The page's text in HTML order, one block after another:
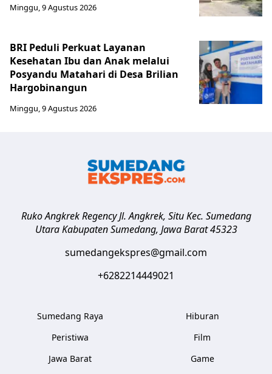
Minggu, 9 Agustus 2026
BRI Peduli Perkuat Layanan
Kesehatan Ibu dan Anak melalui
Posyandu Matahari di Desa Brilian
Hargobinangun
Minggu, 9 Agustus 2026
Ruko Angkrek Regency Jl. Angkrek, Situ Kec. Sumedang
Utara Kabupaten Sumedang, Jawa Barat 45323
sumedangekspres@gmail.com
+6282214449021
Sumedang Raya
Peristiwa
Jawa Barat
Hiburan
Film
Game